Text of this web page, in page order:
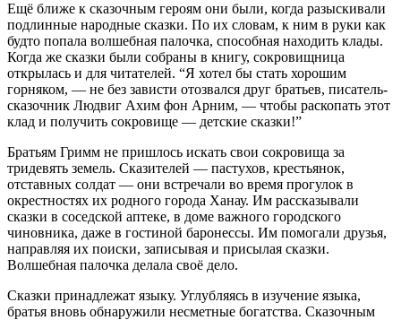
Ещё ближе к сказочным героям они были, когда разыскивали
подлинные народные сказки. По их словам, к ним в руки как
будто попала волшебная палочка, способная находить клады.
Когда же сказки были собраны в книгу, сокровищница
открылась и для читателей. “Я хотел бы стать хорошим
горняком, — не без зависти отозвался друг братьев, писатель-
сказочник Людвиг Ахим фон Арним, — чтобы раскопать этот
клад и получить сокровище — детские сказки!”
Братьям Гримм не пришлось искать свои сокровища за
тридевять земель. Сказителей — пастухов, крестьянок,
отставных солдат — они встречали во время прогулок в
окрестностях их родного города Ханау. Им рассказывали
сказки в соседской аптеке, в доме важного городского
чиновника, даже в гостиной баронессы. Им помогали друзья,
направляя их поиски, записывая и присылая сказки.
Волшебная палочка делала своё дело.
Сказки принадлежат языку. Углубляясь в изучение языка,
братья вновь обнаружили несметные богатства. Сказочным